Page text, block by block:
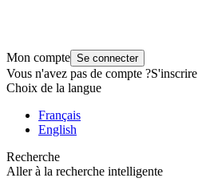
Mon compte Se connecter
Vous n'avez pas de compte ?S'inscrire
Choix de la langue
Français
English
Recherche
Aller à la recherche intelligente